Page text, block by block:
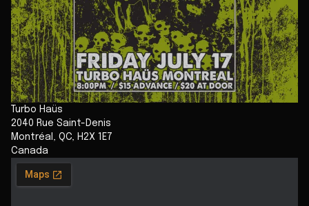
Turbo Haüs
2040 Rue Saint-Denis
Montréal , QC, H2X 1E7
Canada